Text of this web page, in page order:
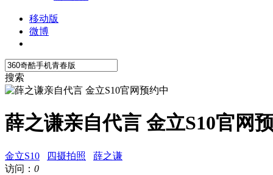
移动版
微博
搜索
薛之谦亲自代言 金立S10官网
金立S10 四摄拍照
薛之谦
访问： 0